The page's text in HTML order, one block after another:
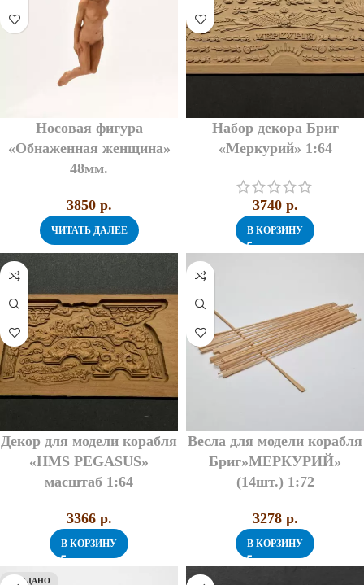
Носовая фигура
«Обнаженная женщина»
48мм.
3850 p.
ЧИТАТЬ ДАЛЕЕ
Набор декора Бриг
«Меркурий» 1:64
3740 p.
В КОРЗИНУ
Декор для модели корабля
«HMS PEGASUS»
масштаб 1:64
3366 p.
В КОРЗИНУ
Весла для модели корабля
Бриг»МЕРКУРИЙ»
(14шт.) 1:72
3278 p.
В КОРЗИНУ
ПРОДАНО